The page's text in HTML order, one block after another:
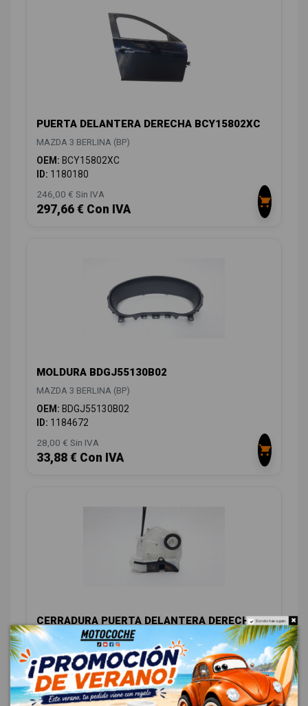
PUERTA DELANTERA DERECHA BCY15802XC
MAZDA 3 BERLINA (BP)
OEM: BCY15802XC
ID: 1180180
246,00 € Sin IVA
297,66 € Con IVA
MOLDURA BDGJ55130B02
MAZDA 3 BERLINA (BP)
OEM: BDGJ55130B02
ID: 1184672
28,00 € Sin IVA
33,88 € Con IVA
CERRADURA PUERTA DELANTERA DERECHA
BDMC58310B
MAZDA 3 BERLINA (BP)
OEM:BDMC58310B
ID:1180064
48,00 € Sin IVA
Do not show again.